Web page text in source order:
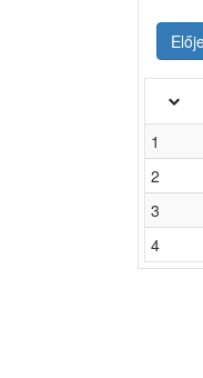
1
2
3
4